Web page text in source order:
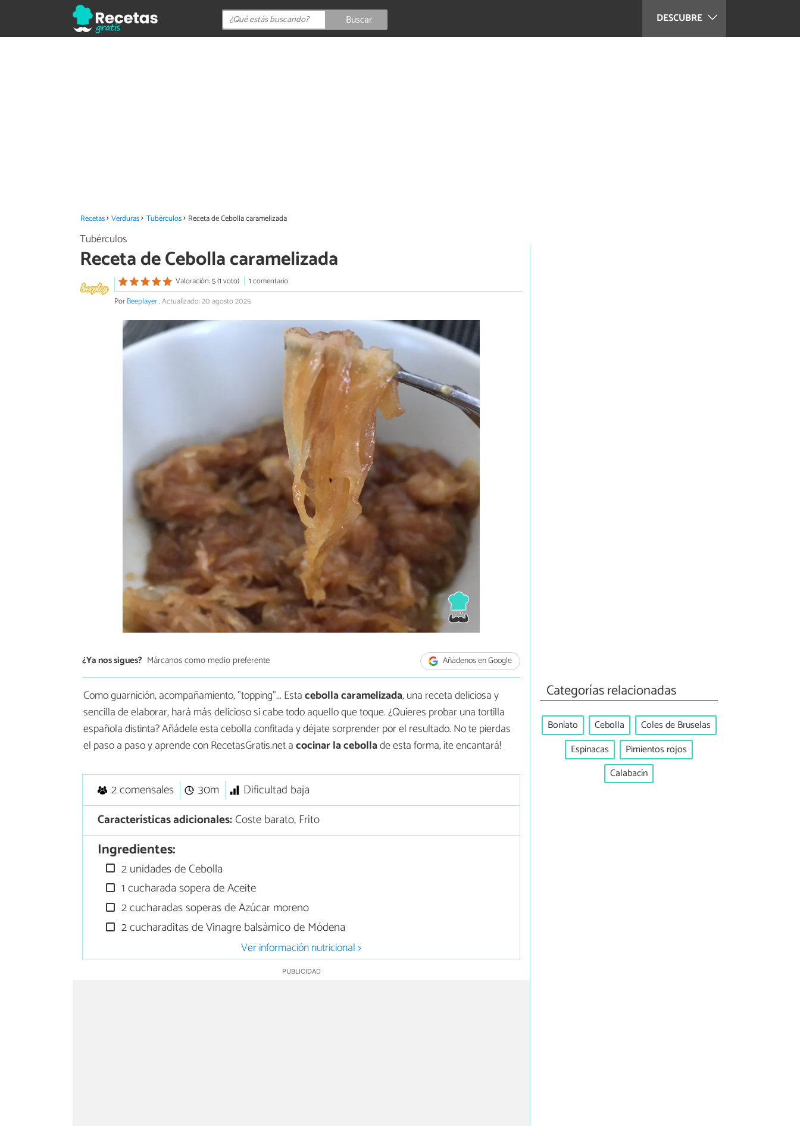
DESCUBRE
Buscar
Recetas Verduras Tubérculos Receta de Cebolla caramelizada
Tubérculos
Receta de Cebolla caramelizada
Valoración: 5 (1 voto)
1 comentario
PorBeeplayer.Actualizado: 20 agosto 2025
¿Ya nos sigues? Márcanos como medio preferente Añádenos en Google
Como guarnición, acompañamiento, "topping"... Estacebolla caramelizada, una receta deliciosa y
sencilla de elaborar, hará más delicioso si cabe todo aquello que toque. ¿Quieres probar una tortilla
española distinta? Añádele esta cebolla confitada y déjate sorprender por el resultado. No te pierdas
el paso a paso y aprende con RecetasGratis.net acocinar la cebollade esta forma, ¡te encantará!
2 comensales 30m
Dificultad baja
Características adicionales:Coste barato, Frito
Ingredientes:
2 unidades de Cebolla
1 cucharada sopera de Aceite
2 cucharadas soperas de Azúcar moreno
2 cucharaditas de Vinagre balsámico de Módena
Ver información nutricional >
Categorías relacionadas
Boniato Cebolla
Coles de Bruselas
Espinacas
Pimientos rojos
Calabacín